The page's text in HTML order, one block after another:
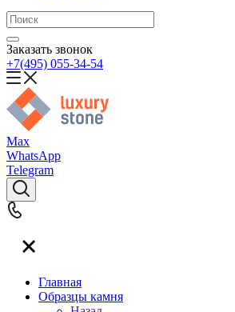
Заказать звонок
+7(495) 055-34-54
Max
WhatsApp
Telegram
Главная
Образцы камня